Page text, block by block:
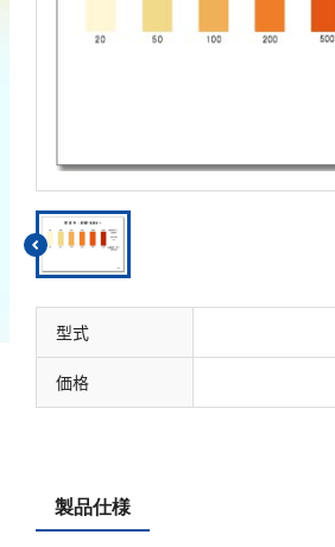
型式
価格
製品仕様
金属総量
有機汚濁
COD
過マンガン酸カリウム消費量
TOC
カルシウム